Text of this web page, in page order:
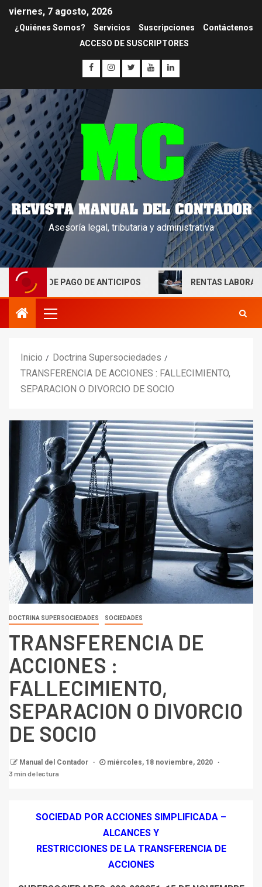
viernes, 7 agosto, 2026
¿Quiénes Somos? Servicios Suscripciones
Contáctenos
ACCESO DE SUSCRIPTORES
Asesoría legal, tributaria y administrativa
DE ANTICIPOS RENTAS LABORALES EXENTAS:
Inicio
Doctrina Supersociedades
TRANSFERENCIA DE ACCIONES : FALLECIMIENTO,
SEPARACION O DIVORCIO DE SOCIO
DOCTRINA SUPERSOCIEDADES SOCIEDADES
TRANSFERENCIA DE
ACCIONES :
FALLECIMIENTO,
SEPARACION O DIVORCIO
DE SOCIO
Manual del Contador
miércoles, 18 noviembre, 2020
3 min de lectura
SOCIEDAD POR ACCIONES SIMPLIFICADA –
ALCANCES Y
RESTRICCIONES DE LA TRANSFERENCIA DE
ACCIONES